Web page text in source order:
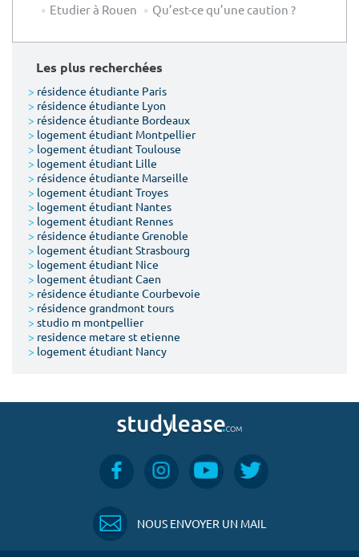
Etudier à Rouen
Qu’est-ce qu’une caution ?
Les plus recherchées
> résidence étudiante Paris
> résidence étudiante Lyon
> résidence étudiante Bordeaux
> logement étudiant Montpellier
> logement étudiant Toulouse
> logement étudiant Lille
> résidence étudiante Marseille
> logement étudiant Troyes
> logement étudiant Nantes
> logement étudiant Rennes
> résidence étudiante Grenoble
> logement étudiant Strasbourg
> logement étudiant Nice
> logement étudiant Caen
> résidence étudiante Courbevoie
> résidence grandmont tours
> studio m montpellier
> residence metare st etienne
> logement étudiant Nancy
NOUS ENVOYER UN MAIL